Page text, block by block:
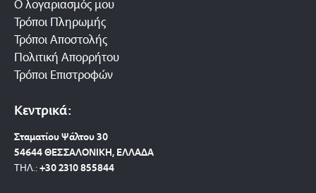
Ο λογαριασμός μου
Τρόποι Πληρωμής
Τρόποι Αποστολής
Πολιτική Απορρήτου
Τρόποι Επιστροφών
Κεντρικά:
Σταματίου Ψάλτου 30
54644 ΘΕΣΣΑΛΟΝΙΚΗ, ΕΛΛΑΔΑ
ΤΗΛ.:+30 2310 855844